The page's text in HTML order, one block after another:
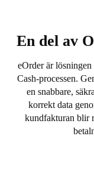
En del av
eOrder är
Cash-processen.
en snabbare,
korrekt data
kundfakturan blir